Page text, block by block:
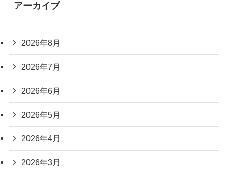
アーカイブ
2026年8月
2026年7月
2026年6月
2026年5月
2026年4月
2026年3月